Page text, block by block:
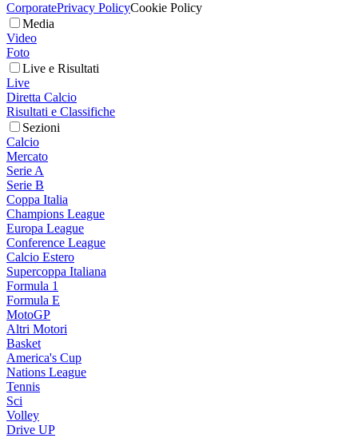
CorporatePrivacy PolicyCookie Policy
Media
Video
Foto
Live e Risultati
Live
Diretta Calcio
Risultati e Classifiche
Sezioni
Calcio
Mercato
Serie A
Serie B
Coppa Italia
Champions League
Europa League
Conference League
Calcio Estero
Supercoppa Italiana
Formula 1
Formula E
MotoGP
Altri Motori
Basket
America's Cup
Nations League
Tennis
Sci
Volley
Drive UP